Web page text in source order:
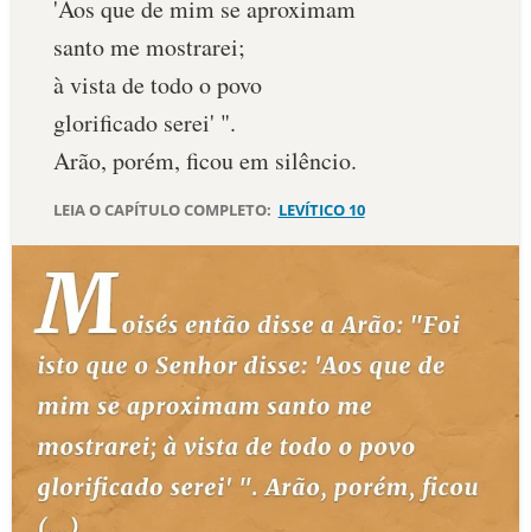
SALMO DO DIA
DEVOCIONAL DIÁRIO
10 MANDAMENTOS
ESTUDOS BÍBLICOS
ESBOÇOS DE PREGAÇÃO
TEMAS
PERGUNTE À BÍBLIA IA
TERMO BÍBLICO JOGOS
QUEM SOMOS
'Aos que de mim se aproximam
santo me mostrarei;
à vista de todo o povo
glorificado serei' ".
Arão, porém, ficou em silêncio.
LEIA O CAPÍTULO COMPLETO: LEVÍTICO 10